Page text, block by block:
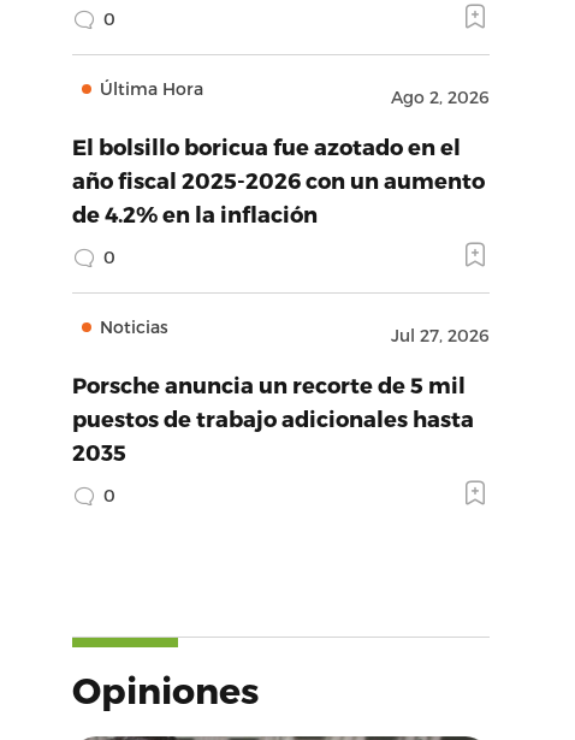
0
Última Hora Ago 2, 2026
El bolsillo boricua fue azotado en el
año fiscal 2025-2026 con un aumento
de 4.2% en la inflación
0
Noticias Jul 27, 2026
Porsche anuncia un recorte de 5 mil
puestos de trabajo adicionales hasta
2035
0
Opiniones